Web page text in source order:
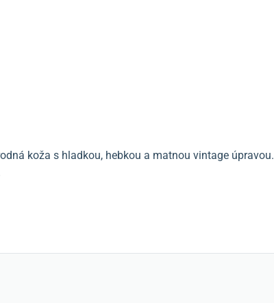
koža s hladkou, hebkou a matnou vintage úpravou.